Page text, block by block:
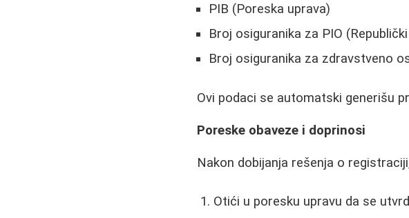
PIB (Poreska uprava)
Broj osiguranika za PIO
Broj osiguranika za zdravstveno
Ovi podaci se automatski generišu
Poreske obaveze i doprinosi
Nakon dobijanja rešenja o
Otići u poresku upravu da se